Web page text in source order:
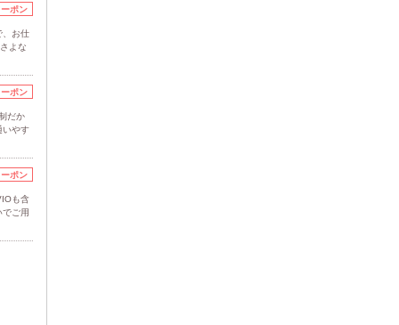
ポン
、お仕
よな
ポン
だか
いやす
ポン
も含
でご用